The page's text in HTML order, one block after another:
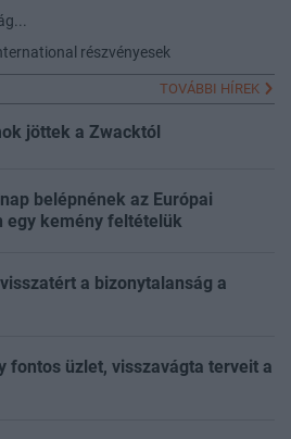
részvényesek
TOVÁBBI HÍREK
jöttek a Zwacktól
belépnének az Európai
egy kemény feltételük
a bizonytalanság a
fontos üzlet, visszavágta terveit a